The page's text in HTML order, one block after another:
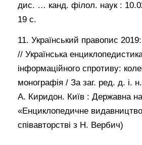
дис. … канд. філол. наук :
19 с.
11. Український правопис
// Українська
інформаційного спротиву:
монографія / За заг. ред. д. і.
А. Киридон. Київ : Державна
«Енциклопедичне
співавторстві з Н. Вербич)